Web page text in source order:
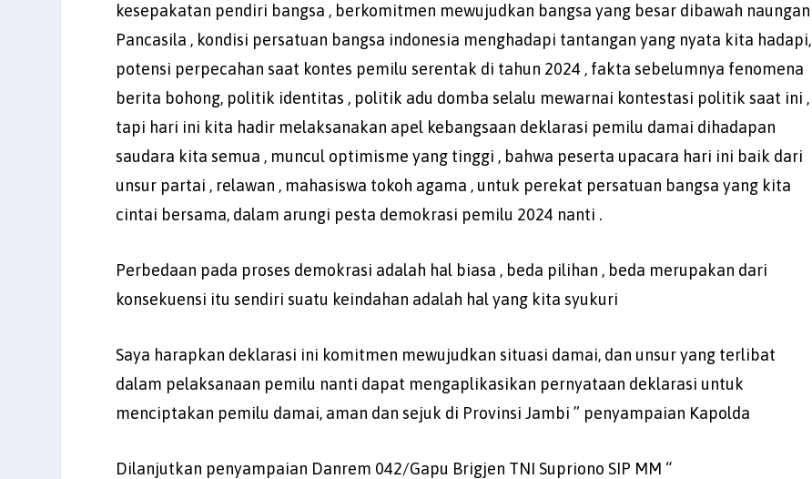
kesepakatan pendiri bangsa , berkomitmen mewujudkan bangsa yang besar dibawah naungan
Pancasila , kondisi persatuan bangsa indonesia menghadapi tantangan yang nyata kita hadapi,
potensi perpecahan saat kontes pemilu serentak di tahun 2024 , fakta sebelumnya fenomena
berita bohong, politik identitas , politik adu domba selalu mewarnai kontestasi politik saat ini ,
tapi hari ini kita hadir melaksanakan apel kebangsaan deklarasi pemilu damai dihadapan
saudara kita semua , muncul optimisme yang tinggi , bahwa peserta upacara hari ini baik dari
unsur partai , relawan , mahasiswa tokoh agama , untuk perekat persatuan bangsa yang kita
cintai bersama, dalam arungi pesta demokrasi pemilu 2024 nanti .
Perbedaan pada proses demokrasi adalah hal biasa , beda pilihan , beda merupakan dari
konsekuensi itu sendiri suatu keindahan adalah hal yang kita syukuri
Saya harapkan deklarasi ini komitmen mewujudkan situasi damai, dan unsur yang terlibat
dalam pelaksanaan pemilu nanti dapat mengaplikasikan pernyataan deklarasi untuk
menciptakan pemilu damai, aman dan sejuk di Provinsi Jambi ” penyampaian Kapolda
Dilanjutkan penyampaian Danrem 042/Gapu Brigjen TNI Supriono SIP MM “